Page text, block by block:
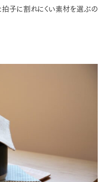
拍子に割れにくい素材を選ぶの